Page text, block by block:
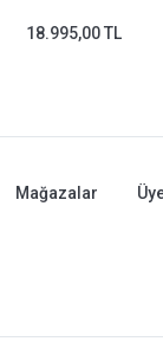
18.995,00 TL
Mağazalar